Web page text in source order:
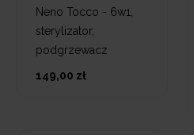
Neno Tocco - 6w1,
sterylizator,
podgrzewacz
149,00 zł